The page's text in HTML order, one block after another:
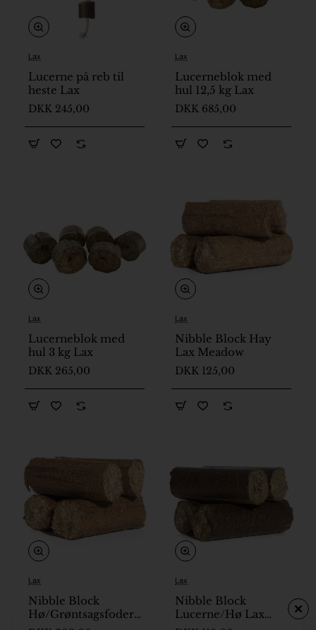
Lax
Lucerne på reb til
heste Lax
DKK 245,00
Lax
Lucerneblok med
hul 12,5 kg Lax
DKK 685,00
Lax
Lucerneblok med
hul 3 kg Lax
DKK 265,00
Lax
Nibble Block Hay
Lax Meadow
DKK 125,00
Lax
Nibble Block
Hø/Grøntsagsfoder
Lax
Nibble Block
Lucerne/Hø Lax